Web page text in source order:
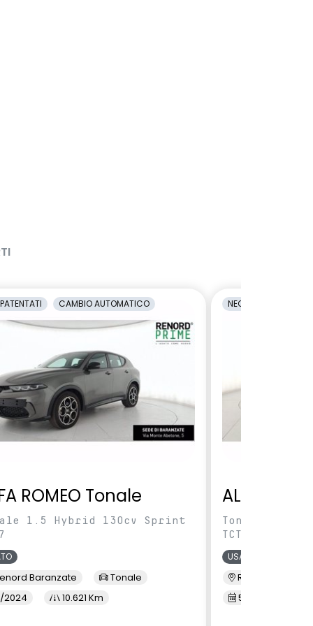
CAMBIO AUTOMATICO
ROMEO Tonale
1.5 Hybrid 130cv Sprint
Baranzate
Tonale
2024
10.621 Km
NEOPATENTATI
ALFA
Tonale 1.5
TCT7
USATO
Renord Sesto S.
5/2024